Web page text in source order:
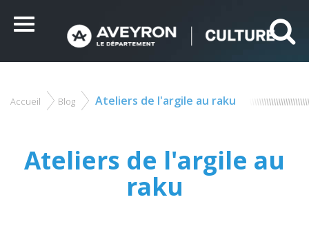
Menu
Vous
Accueil Blog Ateliers de l'argile au raku
Ateliers de l'argile au
raku
ceux que vous souhaitez activer
Tout accepter Tout refuser Personnaliser